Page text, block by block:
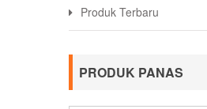
Produk Terbaru
PRODUK PANAS